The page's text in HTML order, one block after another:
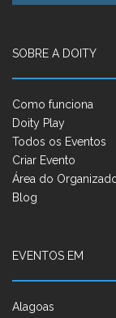
SOBRE A DOITY
Como funciona
Doity Play
Todos os Eventos
Criar Evento
Área do
Blog
EVENTOS EM
Alagoas